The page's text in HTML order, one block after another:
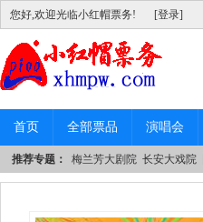
您好,欢迎光临小红帽票务! [登录]
首页 全部票品 演唱会
推荐专题： 梅兰芳大剧院 长安大戏院